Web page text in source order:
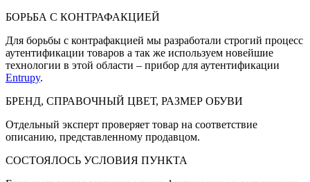
БОРЬБА С КОНТРАФАКЦИЕЙ
Для борьбы с контрафакцией мы разработали строгий процесс
аутентификации товаров а так же используем новейшие
технологии в этой области – прибор для аутентификации
Entrupy.
БРЕНД, СПРАВОЧНЫЙ ЦВЕТ, РАЗМЕР ОБУВИ
Отдельный эксперт проверяет товар на соответствие
описанию, представленному продавцом.
СОСТОЯЛОСЬ УСЛОВИЯ ПУНКТА